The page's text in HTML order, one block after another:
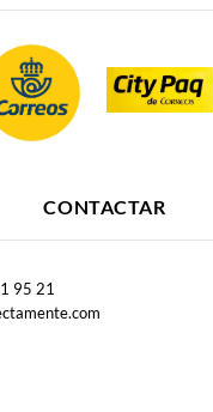
CONTACTAR
95 21